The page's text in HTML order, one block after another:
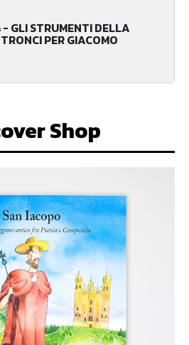
GLI STRUMENTI DELLA
PER GIACOMO
Shop